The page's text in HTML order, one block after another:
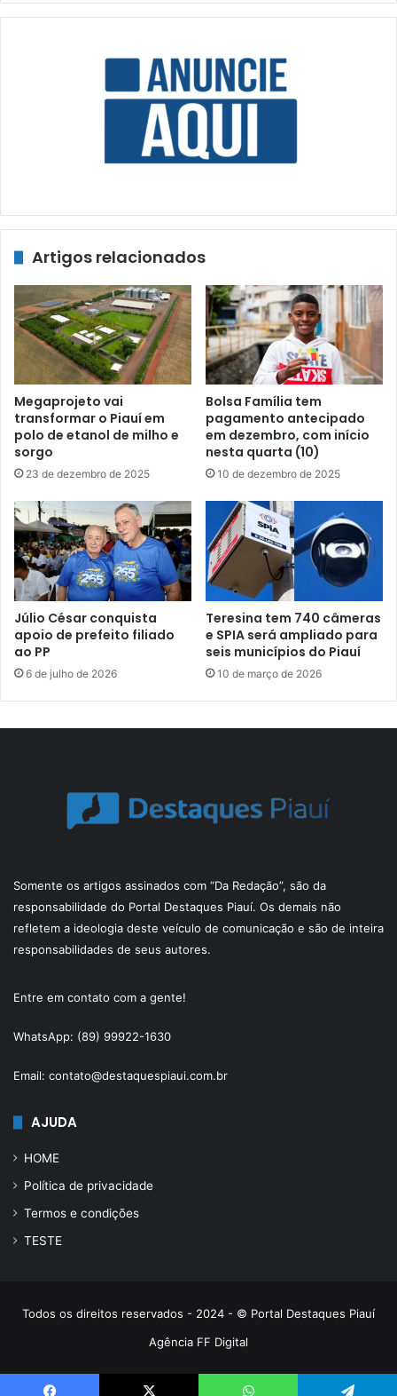
Artigos relacionados
Megaprojeto vai
transformar o Piauí em
polo de etanol de milho e
sorgo
23 de dezembro de 2025
Bolsa Família tem
pagamento antecipado
em dezembro, com início
nesta quarta (10)
10 de dezembro de 2025
Júlio César conquista
apoio de prefeito filiado
ao PP
6 de julho de 2026
Teresina tem 740 câmeras
e SPIA será ampliado para
seis municípios do Piauí
10 de março de 2026
Somente os artigos assinados com “Da Redação”, são da
responsabilidade do Portal Destaques Piauí. Os demais não
refletem a ideologia deste veículo de comunicação e são de inteira
responsabilidades de seus autores.
Entre em contato com a gente!
WhatsApp: (89) 99922-1630
Email: contato@destaquespiaui.com.br
AJUDA
HOME
Política de privacidade
Termos e condições
TESTE
Todos os direitos reservados - 2024 - © Portal Destaques Piauí
Agência FF Digital